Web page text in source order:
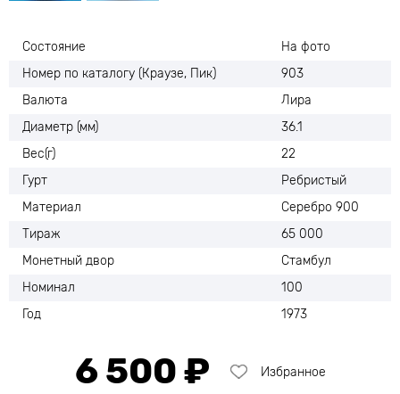
Состояние
На фото
Номер по каталогу (Краузе, Пик)
903
Валюта
Лира
Диаметр (мм)
36.1
Вес(г)
22
Гурт
Ребристый
Материал
Серебро 900
Тираж
65 000
Монетный двор
Стамбул
Номинал
100
Год
1973
6 500 ₽ Избранное